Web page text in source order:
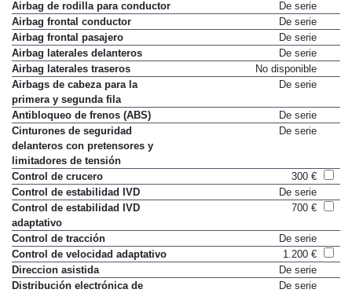
Airbag de rodilla para conductor
De serie
Airbag frontal conductor
De serie
Airbag frontal pasajero
De serie
Airbag laterales delanteros
De serie
Airbag laterales traseros
No disponible
Airbags de cabeza para la
primera y segunda fila
De serie
Antibloqueo de frenos (ABS)
De serie
Cinturones de seguridad
delanteros con pretensores y
limitadores de tensión
De serie
Control de crucero
300 €
Control de estabilidad IVD
De serie
Control de estabilidad IVD
adaptativo
700 €
Control de tracción
De serie
Control de velocidad adaptativo
1.200 €
Direccion asistida
De serie
Distribución electrónica de
De serie